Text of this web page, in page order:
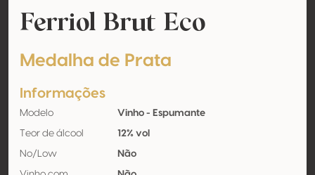
Ferriol Brut Eco
Medalha de Prata
Informações
Modelo Vinho - Espumante
Teor de álcool 12% vol
No/Low Não